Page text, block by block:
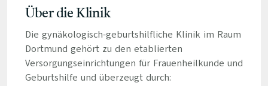
Über die Klinik
Die gynäkologisch-geburtshilfliche Klinik im Raum
Dortmund gehört zu den etablierten
Versorgungseinrichtungen für Frauenheilkunde und
Geburtshilfe und überzeugt durch: